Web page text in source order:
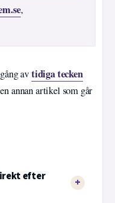
,
avtidiga tecken
annan artikel som går
efter